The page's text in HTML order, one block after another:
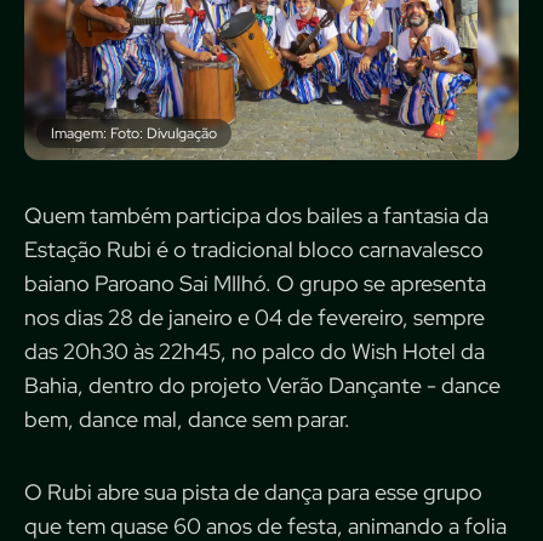
Imagem: Foto: Divulgação
Quem também participa dos bailes a fantasia da
Estação Rubi é o tradicional bloco carnavalesco
baiano Paroano Sai MIlhó. O grupo se apresenta
nos dias 28 de janeiro e 04 de fevereiro, sempre
das 20h30 às 22h45, no palco do Wish Hotel da
Bahia, dentro do projeto Verão Dançante - dance
bem, dance mal, dance sem parar.
O Rubi abre sua pista de dança para esse grupo
que tem quase 60 anos de festa, animando a folia